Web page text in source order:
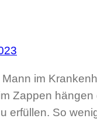
Mann im
Zappen
erfüllen. So